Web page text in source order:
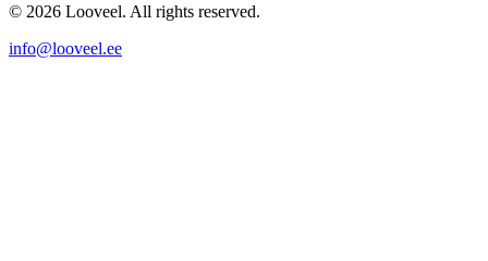
© 2026 Looveel. All rights reserved.
info@looveel.ee